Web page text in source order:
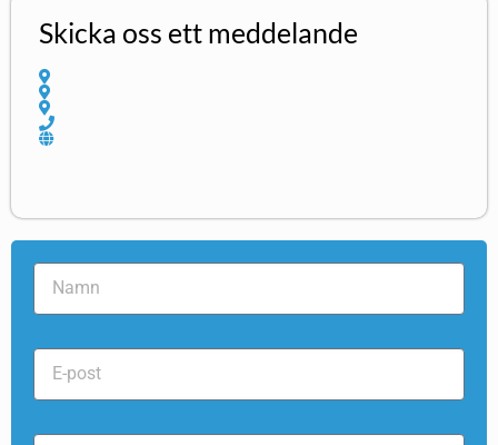
Skicka oss ett meddelande